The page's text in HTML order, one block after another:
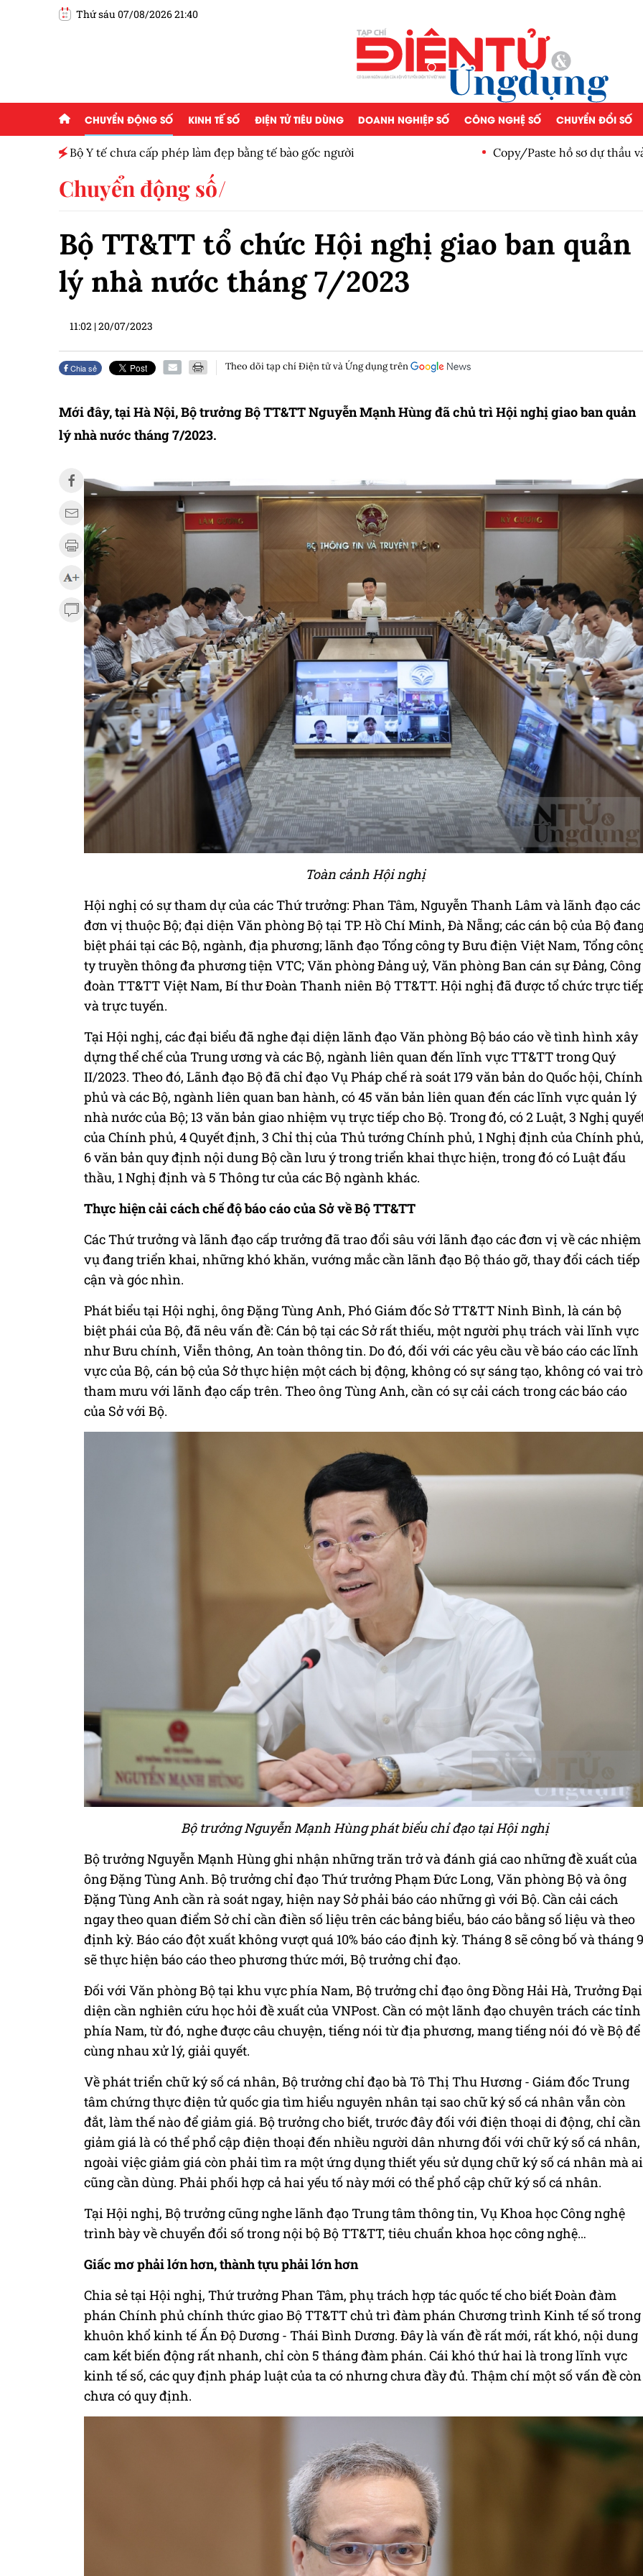
Thứ sáu 07/08/2026 21:40
CHUYỂN ĐỘNG SỐ KINH TẾ SỐ ĐIỆN TỬ TIÊU DÙNG DOANH NGHIỆP SỐ CÔNG NGHỆ SỐ CHUYỂN ĐỔI SỐ
Bộ Y tế chưa cấp phép làm đẹp bằng tế bào gốc người Copy/Paste hồ sơ dự thầu
Chuyển động số
Bộ TT&TT tổ chức Hội nghị giao ban quản
lý nhà nước tháng 7/2023
11:02 |20/07/2023
Chia sẻ Theo dõi tạp chí Điện tử và Ứng dụng trên
Mới đây, tại Hà Nội, Bộ trưởng Bộ TT&TT Nguyễn Mạnh Hùng đã chủ trì Hội nghị giao ban quản
lý nhà nước tháng 7/2023.
Toàn cảnh Hội nghị
Hội nghị có sự tham dự của các Thứ trưởng: Phan Tâm, Nguyễn Thanh Lâm và lãnh đạo các
đơn vị thuộc Bộ; đại diện Văn phòng Bộ tại TP. Hồ Chí Minh, Đà Nẵng; các cán bộ của Bộ
biệt phái tại các Bộ, ngành, địa phương; lãnh đạo Tổng công ty Bưu điện Việt Nam, Tổng
ty truyền thông đa phương tiện VTC; Văn phòng Đảng uỷ, Văn phòng Ban cán sự Đảng, Công
đoàn TT&TT Việt Nam, Bí thư Đoàn Thanh niên Bộ TT&TT. Hội nghị đã được tổ chức trực
và trực tuyến.
Tại Hội nghị, các đại biểu đã nghe đại diện lãnh đạo Văn phòng Bộ báo cáo về tình hình xây
dựng thể chế của Trung ương và các Bộ, ngành liên quan đến lĩnh vực TT&TT trong Quý
II/2023. Theo đó, Lãnh đạo Bộ đã chỉ đạo Vụ Pháp chế rà soát 179 văn bản do Quốc hội, Chính
phủ và các Bộ, ngành liên quan ban hành, có 45 văn bản liên quan đến các lĩnh vực quản lý
nhà nước của Bộ; 13 văn bản giao nhiệm vụ trực tiếp cho Bộ. Trong đó, có 2 Luật, 3 Nghị
của Chính phủ, 4 Quyết định, 3 Chỉ thị của Thủ tướng Chính phủ, 1 Nghị định của Chính phủ,
6 văn bản quy định nội dung Bộ cần lưu ý trong triển khai thực hiện, trong đó có Luật đấu
thầu, 1 Nghị định và 5 Thông tư của các Bộ ngành khác.
Thực hiện cải cách chế độ báo cáo của Sở về Bộ TT&TT
Các Thứ trưởng và lãnh đạo cấp trưởng đã trao đổi sâu với lãnh đạo các đơn vị về các nhiệm
vụ đang triển khai, những khó khăn, vướng mắc cần lãnh đạo Bộ tháo gỡ, thay đổi cách tiếp
cận và góc nhìn.
Phát biểu tại Hội nghị, ông Đặng Tùng Anh, Phó Giám đốc Sở TT&TT Ninh Bình, là cán bộ
biệt phái của Bộ, đã nêu vấn đề: Cán bộ tại các Sở rất thiếu, một người phụ trách vài lĩnh vực
như Bưu chính, Viễn thông, An toàn thông tin. Do đó, đối với các yêu cầu về báo cáo các lĩnh
vực của Bộ, cán bộ của Sở thực hiện một cách bị động, không có sự sáng tạo, không có vai trò
tham mưu với lãnh đạo cấp trên. Theo ông Tùng Anh, cần có sự cải cách trong các báo cáo
của Sở với Bộ.
Bộ trưởng Nguyễn Mạnh Hùng phát biểu chỉ đạo tại Hội nghị
Bộ trưởng Nguyễn Mạnh Hùng ghi nhận những trăn trở và đánh giá cao những đề xuất của
ông Đặng Tùng Anh. Bộ trưởng chỉ đạo Thứ trưởng Phạm Đức Long, Văn phòng Bộ và ông
Đặng Tùng Anh cần rà soát ngay, hiện nay Sở phải báo cáo những gì với Bộ. Cần cải cách
ngay theo quan điểm Sở chỉ cần điền số liệu trên các bảng biểu, báo cáo bằng số liệu và theo
định kỳ. Báo cáo đột xuất không vượt quá 10% báo cáo định kỳ. Tháng 8 sẽ công bố và tháng 9
sẽ thực hiện báo cáo theo phương thức mới, Bộ trưởng chỉ đạo.
Đối với Văn phòng Bộ tại khu vực phía Nam, Bộ trưởng chỉ đạo ông Đồng Hải Hà, Trưởng Đại
diện cần nghiên cứu học hỏi đề xuất của VNPost. Cần có một lãnh đạo chuyên trách các tỉnh
phía Nam, từ đó, nghe được câu chuyện, tiếng nói từ địa phương, mang tiếng nói đó về Bộ để
cùng nhau xử lý, giải quyết.
Về phát triển chữ ký số cá nhân, Bộ trưởng chỉ đạo bà Tô Thị Thu Hương - Giám đốc Trung
tâm chứng thực điện tử quốc gia tìm hiểu nguyên nhân tại sao chữ ký số cá nhân vẫn còn
đắt, làm thế nào để giảm giá. Bộ trưởng cho biết, trước đây đối với điện thoại di động, chỉ cần
giảm giá là có thể phổ cập điện thoại đến nhiều người dân nhưng đối với chữ ký số cá nhân,
ngoài việc giảm giá còn phải tìm ra một ứng dụng thiết yếu sử dụng chữ ký số cá nhân mà ai
cũng cần dùng. Phải phối hợp cả hai yếu tố này mới có thể phổ cập chữ ký số cá nhân.
Tại Hội nghị, Bộ trưởng cũng nghe lãnh đạo Trung tâm thông tin, Vụ Khoa học Công nghệ
trình bày về chuyển đổi số trong nội bộ Bộ TT&TT, tiêu chuẩn khoa học công nghệ…
Giấc mơ phải lớn hơn, thành tựu phải lớn hơn
Chia sẻ tại Hội nghị, Thứ trưởng Phan Tâm, phụ trách hợp tác quốc tế cho biết Đoàn đàm
phán Chính phủ chính thức giao Bộ TT&TT chủ trì đàm phán Chương trình Kinh tế số trong
khuôn khổ kinh tế Ấn Độ Dương - Thái Bình Dương. Đây là vấn đề rất mới, rất khó, nội dung
cam kết biến động rất nhanh, chỉ còn 5 tháng đàm phán. Cái khó thứ hai là trong lĩnh vực
kinh tế số, các quy định pháp luật của ta có nhưng chưa đầy đủ. Thậm chí một số vấn đề còn
chưa có quy định.